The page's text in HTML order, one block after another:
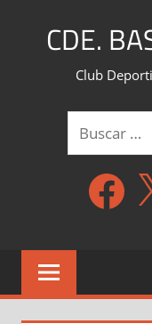
CDE.
Club
Buscar:
Facebook
X